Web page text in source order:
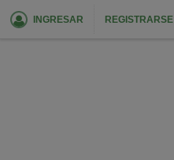
INGRESAR REGISTRARSE